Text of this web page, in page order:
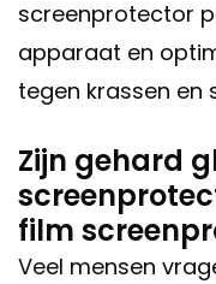
screenprotector
apparaat en
tegen krassen en
Zijn gehard
film
Veel mensen